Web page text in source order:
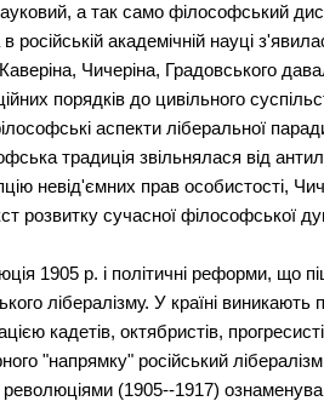
а так само філософський
російській академічній науці
Чичеріна, Градовського
порядків до цивільного
аспекти ліберальної
традиція звільнялася від
невід'ємних прав особистості,
розвитку сучасної філософської
1905 р. і політичні реформи, що
лібералізму. У країні
кадетів, октябристів,
"напрямку" російський
(1905--1917)